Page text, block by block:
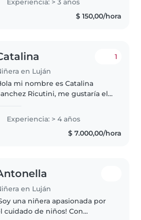
preescolares. Me encanta
dibujar, leer cuentos, cantar y
$ 150,00/hora
en Luján
1
mi nombre es Catalina
Ricutini, me gustaría el
en el cuidado de niños/as de 5
meses a 10 años. Me adapto
rápido, soy cumplidora y
Experiencia: > 4 años
$ 7.000,00/hora
en Luján
una niñera apasionada por
cuidado de niños! Con